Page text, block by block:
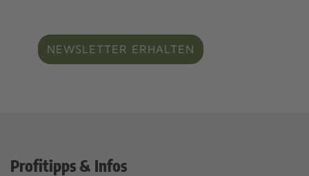
NEWSLETTER ERHALTEN
Profitipps & Infos